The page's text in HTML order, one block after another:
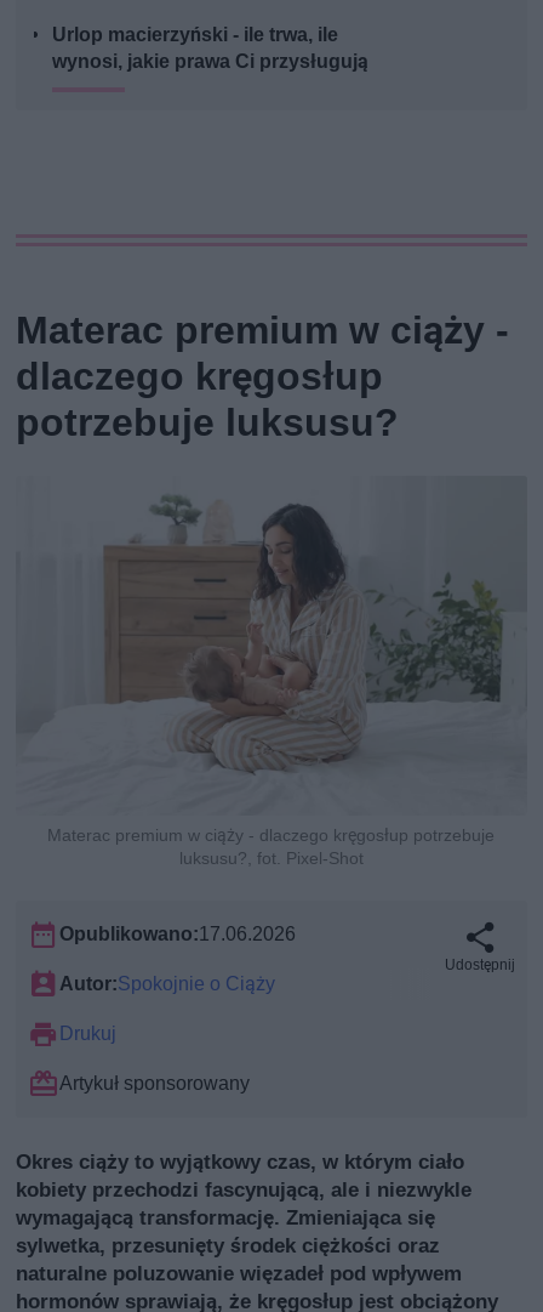
Urlop macierzyński - ile trwa, ile
wynosi, jakie prawa Ci przysługują
Materac premium w ciąży -
dlaczego kręgosłup
potrzebuje luksusu?
Materac premium w ciąży - dlaczego kręgosłup potrzebuje
luksusu?, fot. Pixel-Shot
Opublikowano:17.06.2026
Autor:Spokojnie o Ciąży
Drukuj
Artykuł sponsorowany
Udostępnij
Okres ciąży to wyjątkowy czas, w którym ciało
kobiety przechodzi fascynującą, ale i niezwykle
wymagającą transformację. Zmieniająca się
sylwetka, przesunięty środek ciężkości oraz
naturalne poluzowanie więzadeł pod wpływem
hormonów sprawiają, że kręgosłup jest obciążony